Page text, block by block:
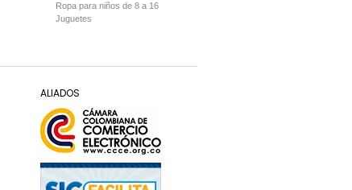
Ropa para niños de 8 a 16
Juguetes
ALIADOS